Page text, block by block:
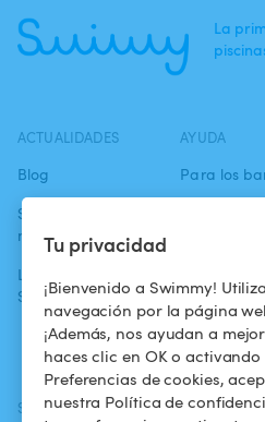
Tu privacidad
¡Bienvenido a Swimmy!
navegación por la página
¡Además, nos ayudan a
haces clic en OK o
Preferencias de cookies,
nuestra Política de
La
ACTUALIDADES
Blog
Swimmy en los
medios
La aventura
Swimmy
AYUDA
Para los
piscina
¿Cómo
SÍGUENOS